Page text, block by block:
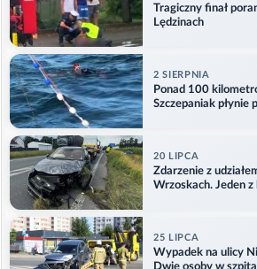
Tragiczny finał
Lędzinach
2 SIERPNIA
Ponad 100
Szczepaniak płynie
20 LIPCA
Zdarzenie z
Wrzoskach. Jeden
25 LIPCA
Wypadek na ulicy